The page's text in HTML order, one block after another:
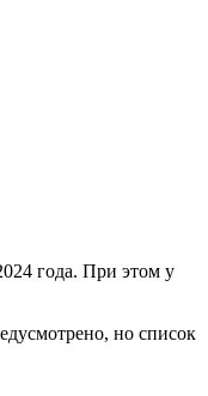
года. При этом у
но список